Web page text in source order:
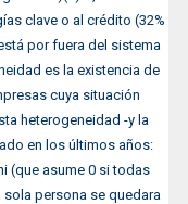
clave o al crédito (32%
por fuera del sistema
es la existencia de
cuya situación
heterogeneidad -y la
en los últimos años:
(que asume 0 si todas
sola persona se quedara